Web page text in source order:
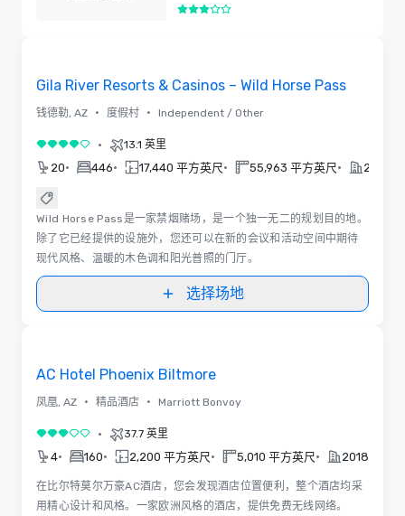
3/5
Gila River Resorts & Casinos – Wild Horse Pass
钱德勒, AZ • 度假村 • Independent / Other
4/5 • 13.1 英里
20• 446• 17,440 平方英尺• 55,963 平方英尺•
Wild Horse Pass是一家禁烟赌场，是一个独一无二的规划目的地。
除了它已经提供的设施外，您还可以在新的会议和活动空间中期待
现代风格、温暖的木色调和阳光普照的门厅。
选择场地
AC Hotel Phoenix Biltmore
凤凰, AZ • 精品酒店 • Marriott Bonvoy
3/5 • 37.7 英里
4• 160• 2,200 平方英尺• 5,010 平方英尺• 2018
在比尔特莫尔万豪AC酒店，您会发现酒店位置便利，整个酒店均采
用精心设计和风格。一家欧洲风格的酒店，提供免费无线网络。